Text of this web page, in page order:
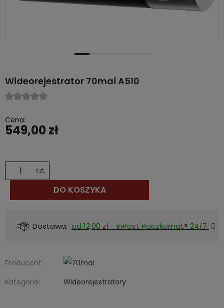
Wideorejestrator 70mai A510
Cena:
549,00 zł
szt.
DO KOSZYKA
Dostawa: od 12,00 zł - InPost Paczkomat® 24/7
Producent:
Kategoria:
Wideorejestratory